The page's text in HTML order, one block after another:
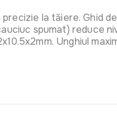
la tăiere. Ghid
spumat) reduce
Unghiul